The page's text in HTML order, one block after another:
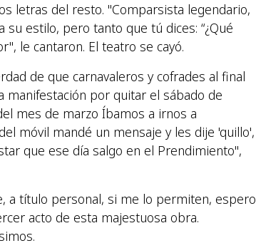
letras del resto. "Comparsista legendario,
estilo, pero tanto que tú dices: “¿Qué
le cantaron. El teatro se cayó.
de que carnavaleros y cofrades al final
manifestación por quitar el sábado de
mes de marzo Íbamos a irnos a
móvil mandé un mensaje y les dije 'quillo',
que ese día salgo en el Prendimiento",
a título personal, si me lo permiten, espero
acto de esta majestuosa obra.